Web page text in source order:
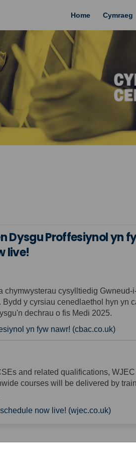
Home Cymraeg
Dysgu Proffesiynol yn
live!
chymwysterau cysylltiedig
y cyrsiau cenedlaethol hyn yn
dechrau o fis Medi 2025.
yn fyw nawr! (cbac.co.uk)
and related qualifications,
courses will be delivered by
now live! (wjec.co.uk)